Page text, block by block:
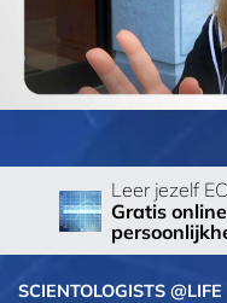
Leer jezelf
Gratis online
SCIENTOLOGISTS @LIFE